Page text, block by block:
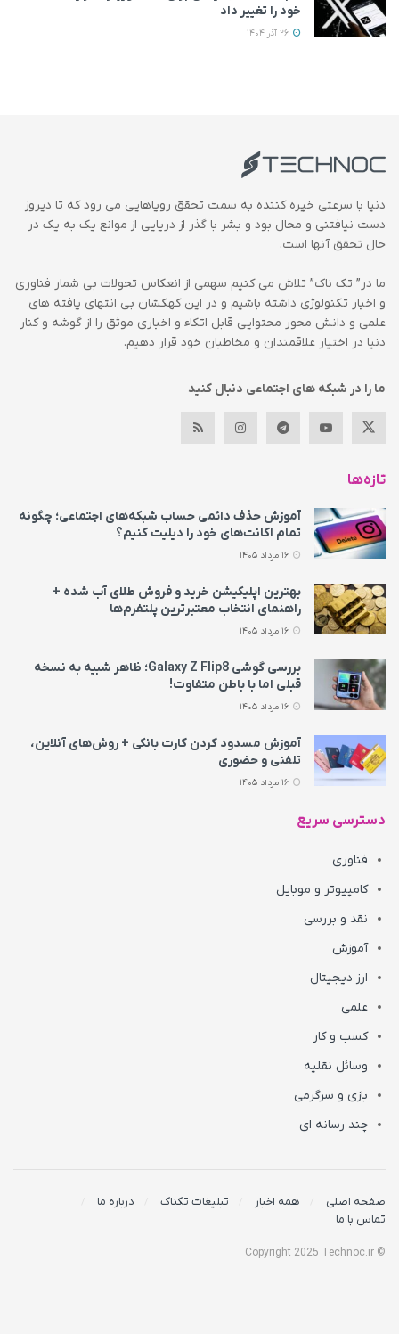
خود را تغییر داد
دنیا با سرعتی خیره کننده به سمت تحقق رویاهایی می رود که تا دیروز
دست نیافتنی و محال بود و بشر با گذر از دریایی از موانع یک به یک در
حال تحقق آنها است.
ما در” تک ناک” تلاش می کنیم سهمی از انعکاس تحولات بی شمار فناوری
و اخبار تکنولوژی داشته باشیم و در این کهکشان بی انتهای یافته های
علمی و دانش محور محتوایی قابل اتکاء و اخباری موثق را از گوشه و کنار
دنیا در اختیار علاقمندان و مخاطبان خود قرار دهیم.
ما را در شبکه های اجتماعی دنبال کنید
تازه‌ها
آموزش حذف دائمی حساب شبکه‌های اجتماعی؛ چگونه
تمام اکانت‌های خود را دیلیت کنیم؟
بهترین اپلیکیشن خرید و فروش طلای آب شده +
راهنمای انتخاب معتبرترین پلتفرم‌ها
بررسی گوشی Galaxy Z Flip8؛ ظاهر شبیه به نسخه
قبلی اما با باطن متفاوت!
آموزش مسدود کردن کارت بانکی + روش‌های آنلاین،
تلفنی و حضوری
دسترسی سریع
فناوری
کامپیوتر و موبایل
نقد و بررسی
آموزش
ارز دیجیتال
علمی
کسب و کار
وسائل نقلیه
بازی و سرگرمی
چند رسانه ای
صفحه اصلی همه اخبار تبلیغات تکناک
درباره ما
تماس با ما
© Copyright 2025 Technoc.ir